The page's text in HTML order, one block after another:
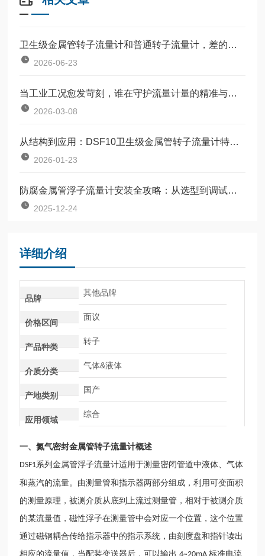
卫生级金属管转子流量计和普通转子流量计，差的不只是材质
2026-06-23
当工业工况愈发苛刻，谁在守护流量计量的精准与稳定？
2026-03-08
从结构到应用：DSF10卫生级金属管转子流量计特点全解析
2026-01-23
防腐金属管浮子流量计安装全攻略：从选型到调试的完整指南
2025-12-24
详细介绍
品牌
其他品牌
价格区间
面议
产品种类
转子
介质分类
气体&液体
产地类别
国产
应用领域
综合
一、氮气密封金属管转子流量计概述
DSF1系列金属管浮子流量计适用于测量密闭管道中液体、气体
和蒸汽的流量。由测量管和指示器两部分组成，利用可变面积
的测量原理，被测介质从底到上流过测量管，相对于被测介质
的某流量值，磁性浮子在测量管中会对应一个位置，这个位置
通过磁钢耦合传给指示器中的指示系统，由刻度盘和指针读出
相应的流量值，当配装变送器后，可以输出
标准电流